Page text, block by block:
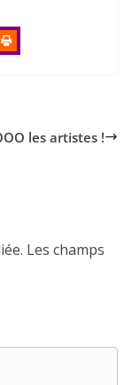
les artistes !
Les champs